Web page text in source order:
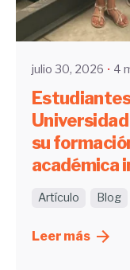
UHE
julio 30, 2026 4
su
académica
Artículo Blog
Leer más